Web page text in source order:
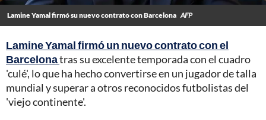
Lamine Yamal firmó su nuevo contrato con Barcelona AFP
Lamine Yamal firmó un nuevo contrato con el
Barcelonatras su excelente temporada con el cuadro
'culé', lo que ha hecho convertirse en un jugador de talla
mundial y superar a otros reconocidos futbolistas del
'viejo continente'.